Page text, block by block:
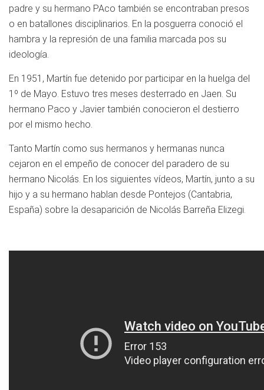
padre y su hermano PAco también se encontraban presos
o en batallones disciplinarios. En la posguerra conoció el
hambra y la represión de una familia marcada pos su
ideología.
En 1951, Martín fue detenido por participar en la huelga del
1º de Mayo. Estuvo tres meses desterrado en Jaen. Su
hermano Paco y Javier también conocieron el destierro
por el mismo hecho.
Tanto Martín como sus hermanos y hermanas nunca
cejaron en el empeño de conocer del paradero de su
hermano Nicolás. En los siguientes vídeos, Martín, junto a su
hijo y a su hermano hablan desde Pontejos (Cantabria,
España) sobre la desaparición de Nicolás Barreña Elizegi.